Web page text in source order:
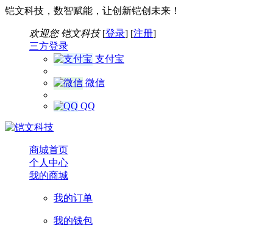
铠文科技，数智赋能，让创新铠创未来！
欢迎您 铠文科技[登录] [注册]
三方登录
支付宝
微信
QQ
商城首页
个人中心
我的商城
我的订单
我的钱包